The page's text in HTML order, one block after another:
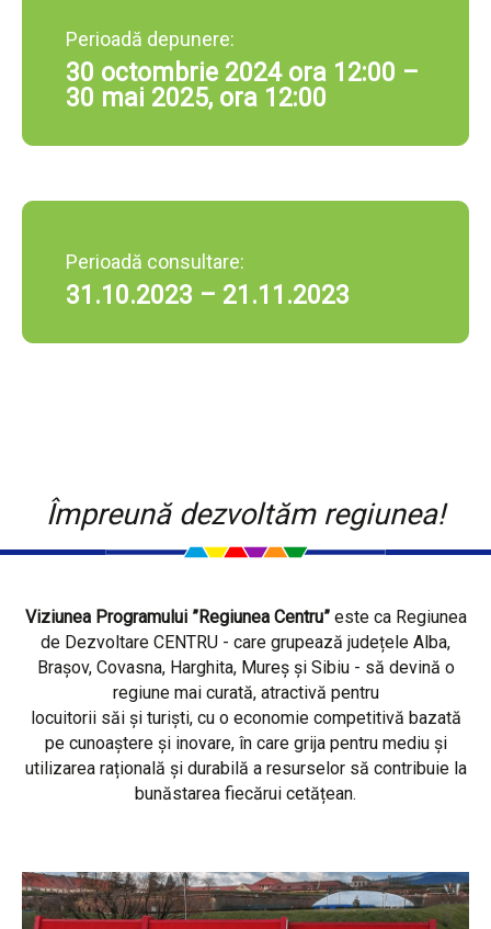
Perioadă depunere:
30 octombrie 2024 ora 12:00 –
30 mai 2025, ora 12:00
Perioadă consultare:
31.10.2023 – 21.11.2023
Împreună dezvoltăm regiunea!
Viziunea Programului ”Regiunea Centru”este ca Regiunea
de Dezvoltare CENTRU - care grupează județele Alba,
Brașov, Covasna, Harghita, Mureș și Sibiu - să devină o
regiune mai curată, atractivă pentru
locuitorii săi și turiști, cu o economie competitivă bazată
pe cunoaștere și inovare, în care grija pentru mediu și
utilizarea rațională și durabilă a resurselor să contribuie la
bunăstarea fiecărui cetățean.